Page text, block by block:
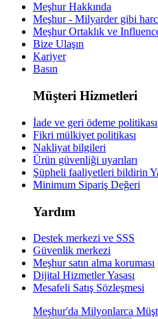
Meşhur Hakkında
Meşhur - Milyarder gibi
Meşhur Ortaklık ve
Bize Ulaşın
Kariyer
Basın
Müşteri Hizmetleri
İade ve geri ödeme politikası
Fikri mülkiyet politikası
Nakliyat bilgileri
Ürün güvenliği uyarıları
Şüpheli faaliyetleri bildirin
Minimum Sipariş Değeri
Yardım
Destek merkezi ve SSS
Güvenlik merkezi
Meşhur satın alma koruması
Dijital Hizmetler Yasası
Mesafeli Satış Sözleşmesi
Meşhur'da Milyonlarca